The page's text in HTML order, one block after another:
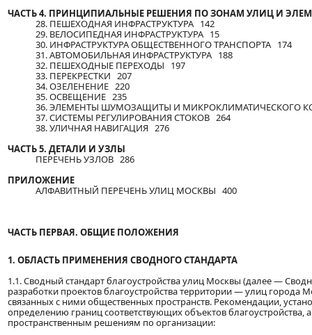
ЧАСТЬ 4. ПРИНЦИПИАЛЬНЫЕ РЕШЕНИЯ ПО ЗОНАМ УЛИЦ И
28. ПЕШЕХОДНАЯ ИНФРАСТРУКТУРА 142
29. ВЕЛОСИПЕДНАЯ ИНФРАСТРУКТУРА 15
30. ИНФРАСТРУКТУРА ОБЩЕСТВЕННОГО ТРАНСПОРТА 174
31. АВТОМОБИЛЬНАЯ ИНФРАСТРУКТУРА 188
32. ПЕШЕХОДНЫЕ ПЕРЕХОДЫ 197
33. ПЕРЕКРЕСТКИ 207
34. ОЗЕЛЕНЕНИЕ 220
35. ОСВЕЩЕНИЕ 235
36. ЭЛЕМЕНТЫ ШУМОЗАЩИТЫ И МИКРОКЛИМАТИЧЕСКОГО
37. СИСТЕМЫ РЕГУЛИРОВАНИЯ СТОКОВ 264
38. УЛИЧНАЯ НАВИГАЦИЯ 276
ЧАСТЬ 5. ДЕТАЛИ И УЗЛЫ
ПЕРЕЧЕНЬ УЗЛОВ 286
ПРИЛОЖЕНИЕ
АЛФАВИТНЫЙ ПЕРЕЧЕНЬ УЛИЦ МОСКВЫ 400
ЧАСТЬ ПЕРВАЯ. ОБЩИЕ ПОЛОЖЕНИЯ
1. ОБЛАСТЬ ПРИМЕНЕНИЯ СВОДНОГО СТАНДАРТА
1.1. Сводный стандарт благоустройства улиц Москвы (далее —
разработки проектов благоустройства территории — улиц
связанных с ними общественных пространств. Рекомендации,
определению границ соответствующих объектов
пространственным решениям по организации: